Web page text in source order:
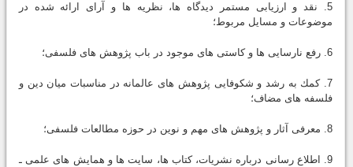
5. نقد و ارزيابى مستمر ديدگاه ها، نظريه ها و آراى ارائه شده در
موضوعات و مسايل مربوط؛
6. رفع نارسايى ها و كاستى هاى موجود در باب پژوهش هاى فلسفى؛
7. كمك به رشد و شكوفايى پژوهش هاى عالمانه در مناسبات ميان دين و
فلسفه هاى مضاف؛
8. معرفى آثار و پژوهش هاى مهم و نوين در حوزه مطالعات فلسفى؛
9. اطلاع رسانى درباره نشريات، كتاب ها، سايت ها و همايش هاى علمى ـ